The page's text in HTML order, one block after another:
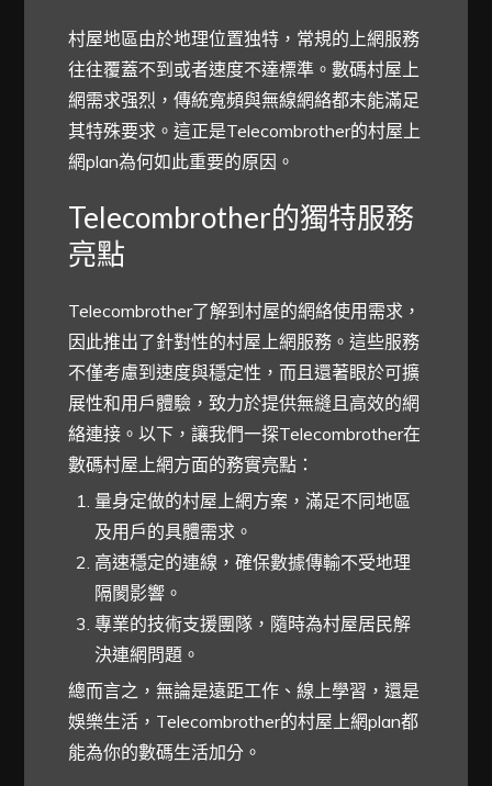
村屋地區由於地理位置独特，常規的上網服務
往往覆蓋不到或者速度不達標準。數碼村屋上
網需求强烈，傳統寬頻與無線網絡都未能滿足
其特殊要求。這正是Telecombrother的村屋上
網plan為何如此重要的原因。
Telecombrother的獨特服務
亮點
Telecombrother了解到村屋的網絡使用需求，
因此推出了針對性的村屋上網服務。這些服務
不僅考慮到速度與穩定性，而且還著眼於可擴
展性和用戶體驗，致力於提供無縫且高效的網
絡連接。以下，讓我們一探Telecombrother在
數碼村屋上網方面的務實亮點：
量身定做的村屋上網方案，滿足不同地區
及用戶的具體需求。
高速穩定的連線，確保數據傳輸不受地理
隔閡影響。
專業的技術支援團隊，隨時為村屋居民解
決連網問題。
總而言之，無論是遠距工作、線上學習，還是
娛樂生活，Telecombrother的村屋上網plan都
能為你的數碼生活加分。